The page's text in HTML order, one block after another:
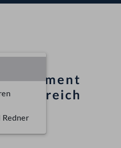
Redner